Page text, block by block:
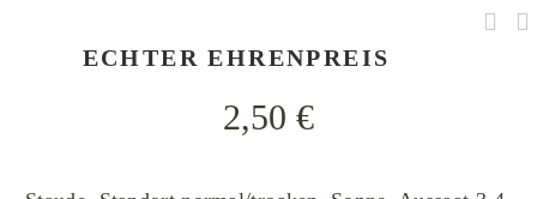
ECHTER EHRENPREIS
2,50 €